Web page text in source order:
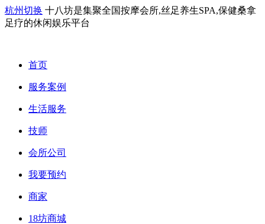
杭州切换 十八坊是集聚全国按摩会所,丝足养生SPA,保健桑拿
足疗的休闲娱乐平台
首页
服务案例
生活服务
技师
会所公司
我要预约
商家
18坊商城